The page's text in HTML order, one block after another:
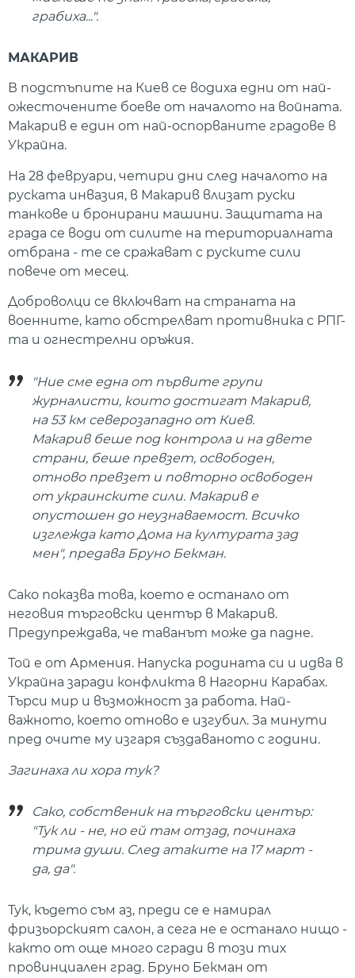
грабиха...".
МАКАРИВ
В подстъпите на Киев се водиха едни от най-
ожесточените боеве от началото на войната.
Макарив е един от най-оспорваните градове в
Украйна.
На 28 февруари, четири дни след началото на
руската инвазия, в Макарив влизат руски
танкове и бронирани машини. Защитата на
града се води от силите на териториалната
отбрана - те се сражават с руските сили
повече от месец.
Доброволци се включват на страната на
военните, като обстрелват противника с РПГ-
та и огнестрелни оръжия.
"Ние сме една от първите групи
журналисти, които достигат Макарив,
на 53 км северозападно от Киев.
Макарив беше под контрола и на двете
страни, беше превзет, освободен,
отново превзет и повторно освободен
от украинските сили. Макарив е
опустошен до неузнаваемост. Всичко
изглежда като Дома на културата зад
мен", предава Бруно Бекман.
Сако показва това, което е останало от
неговия търговски център в Макарив.
Предупреждава, че таванът може да падне.
Той е от Армения. Напуска родината си и идва в
Украйна заради конфликта в Нагорни Карабах.
Търси мир и възможност за работа. Най-
важното, което отново е изгубил. За минути
пред очите му изгаря създаваното с години.
Загинаха ли хора тук?
Сако, собственик на търговски център:
"Тук ли - не, но ей там отзад, починаха
трима души. След атаките на 17 март -
да, да".
Тук, където съм аз, преди се е намирал
фризьорският салон, а сега не е останало нищо -
както от още много сгради в този тих
провинциален град. Бруно Бекман от